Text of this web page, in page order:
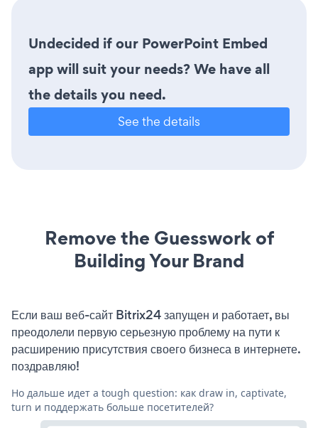
Undecided if our PowerPoint Embed
app will suit your needs? We have all
the details you need.
See the details
Remove the Guesswork of
Building Your Brand
Если ваш веб-сайт Bitrix24 запущен и работает, вы
преодолели первую серьезную проблему на пути к
расширению присутствия своего бизнеса в интернете.
поздравляю!
Но дальше идет a tough question: как draw in, captivate,
turn и поддержать больше посетителей?